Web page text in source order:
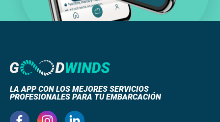
LA APP CON LOS MEJORES SERVICIOS
PROFESIONALES PARA TU EMBARCACIÓN